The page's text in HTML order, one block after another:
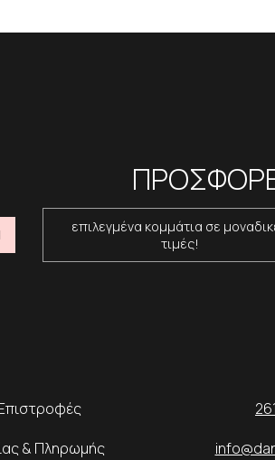
επιλεγμένα κομμάτια σε
τιμές!
& Πληρωμής